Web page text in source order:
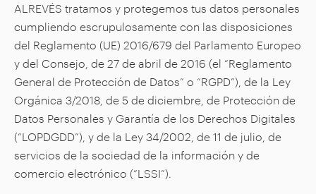
ALREVÉS tratamos y protegemos tus datos personales
cumpliendo escrupulosamente con las disposiciones
del Reglamento (UE) 2016/679 del Parlamento Europeo
y del Consejo, de 27 de abril de 2016 (el “Reglamento
General de Protección de Datos” o “RGPD”), de la Ley
Orgánica 3/2018, de 5 de diciembre, de Protección de
Datos Personales y Garantía de los Derechos Digitales
(“LOPDGDD”), y de la Ley 34/2002, de 11 de julio, de
servicios de la sociedad de la información y de
comercio electrónico (“LSSI”).